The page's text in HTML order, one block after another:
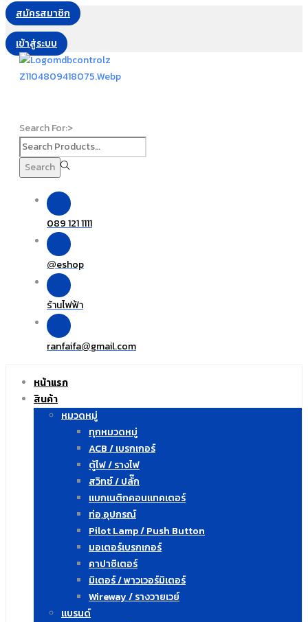
สมัครสมาชิก
เข้าสู่ระบบ
Search For:>
Search
089 121 1111
@eshop
ร้านไฟฟ้า
ranfaifa@gmail.com
หน้าแรก
สินค้า
หมวดหมู่
ทุกหมวดหมู่
ACB / เบรกเกอร์
ตู้ไฟ / รางไฟ
สวิทซ์ / ปลั๊ก
แมกเนติกคอนแทคเตอร์
ท่อ,อุปกรณ์
Pilot Lamp / Push Button
มอเตอร์เบรกเกอร์
คาปาซิเตอร์
มิเตอร์ / พาวเวอร์มิเตอร์
Wireway / รางวายเวย์
แบรนด์